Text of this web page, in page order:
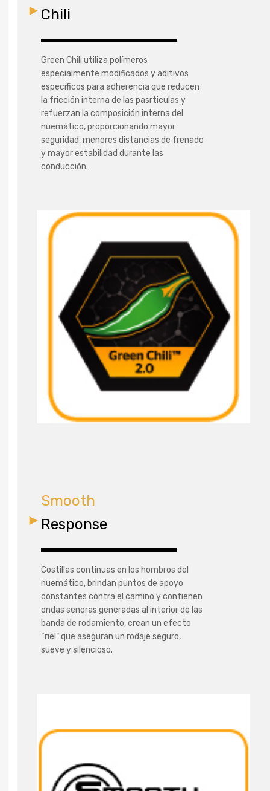
Chili
Green Chili utiliza polímeros
especialmente modificados y aditivos
especificos para adherencia que reducen
la fricción interna de las pasrticulas y
refuerzan la composición interna del
nuemático, proporcionando mayor
seguridad, menores distancias de frenado
y mayor estabilidad durante las
conducción.
Smooth
Response
Costillas continuas en los hombros del
nuemático, brindan puntos de apoyo
constantes contra el camino y contienen
ondas senoras generadas al interior de las
banda de rodamiento, crean un efecto
“riel” que aseguran un rodaje seguro,
sueve y silencioso.